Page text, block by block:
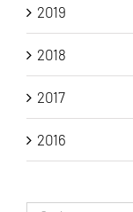
2019
2018
2017
2016